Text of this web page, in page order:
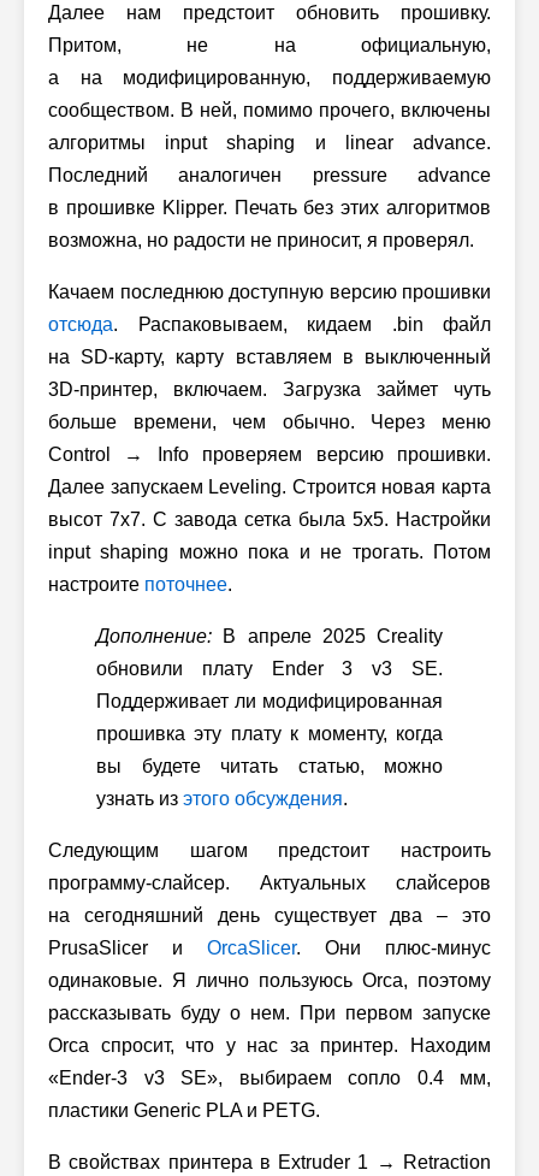
Далее нам предстоит обновить прошивку.
Притом, не на официальную,
а на модифицированную, поддерживаемую
сообществом. В ней, помимо прочего, включены
алгоритмы input shaping и linear advance.
Последний аналогичен pressure advance
в прошивке Klipper. Печать без этих алгоритмов
возможна, но радости не приносит, я проверял.
Качаем последнюю доступную версию прошивки
отсюда. Распаковываем, кидаем .bin файл
на SD-карту, карту вставляем в выключенный
3D-принтер, включаем. Загрузка займет чуть
больше времени, чем обычно. Через меню
Control → Info проверяем версию прошивки.
Далее запускаем Leveling. Строится новая карта
высот 7x7. С завода сетка была 5x5. Настройки
input shaping можно пока и не трогать. Потом
настроите поточнее.
Дополнение: В апреле 2025 Creality
обновили плату Ender 3 v3 SE.
Поддерживает ли модифицированная
прошивка эту плату к моменту, когда
вы будете читать статью, можно
узнать из этого обсуждения.
Следующим шагом предстоит настроить
программу-слайсер. Актуальных слайсеров
на сегодняшний день существует два – это
PrusaSlicer и OrcaSlicer. Они плюс-минус
одинаковые. Я лично пользуюсь Orca, поэтому
рассказывать буду о нем. При первом запуске
Orca спросит, что у нас за принтер. Находим
«Ender-3 v3 SE», выбираем сопло 0.4 мм,
пластики Generic PLA и PETG.
В свойствах принтера в Extruder 1 → Retraction